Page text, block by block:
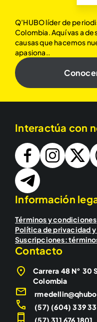
Q’HUBO líder de
Colombia. Aquí vas a
causas que hacemos
apasiona..
Interactúa con
Información
Términos y condiciones
Política de privacidad
Suscripciones:
Contacto
Carrera 48 N° 30
Colombia
(57) (604) 339
(57) 311 676 1801